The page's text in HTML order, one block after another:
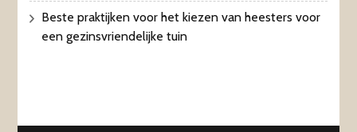
Beste praktijken voor het kiezen van heesters voor
een gezinsvriendelijke tuin